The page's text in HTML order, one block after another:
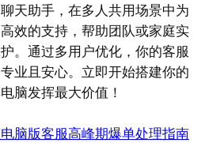
天助手，在多人共用场景中为
效的支持，帮助团队或家庭实
。通过多用户优化，你的客服
业且安心。立即开始搭建你的
脑发挥最大价值！
脑版客服高峰期爆单处理指南